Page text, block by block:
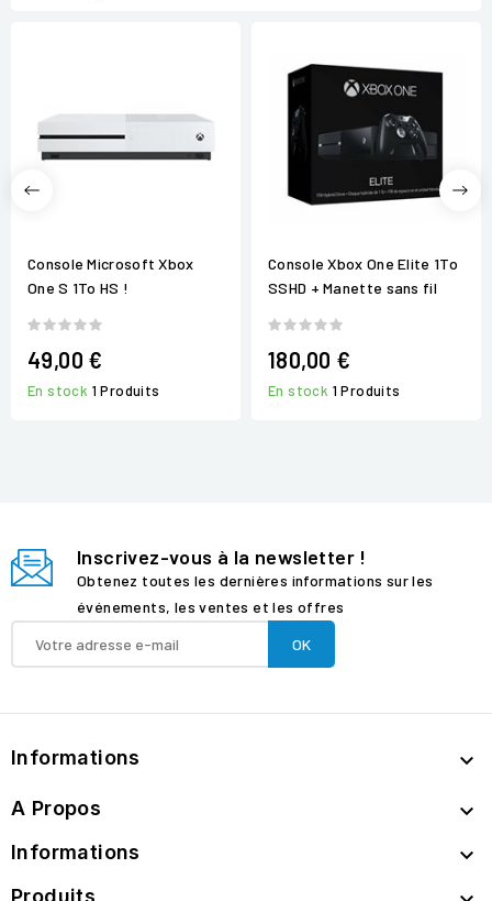
Console Microsoft Xbox
One S 1To HS !
49,00 €
En stock 1 Produits
Console Xbox One Elite 1To
SSHD + Manette sans fil
180,00 €
En stock 1 Produits
Inscrivez-vous à la newsletter !
Obtenez toutes les dernières informations sur les
événements, les ventes et les offres
Informations 
A Propos 
Informations 